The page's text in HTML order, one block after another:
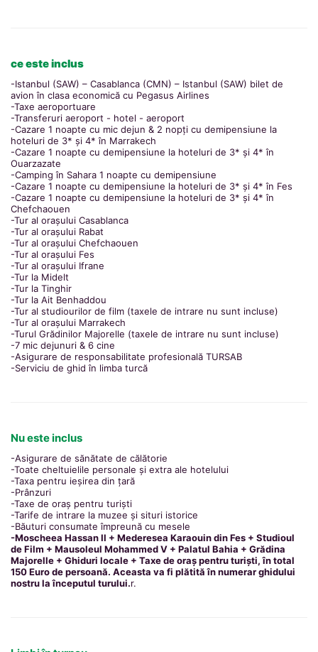
ce este inclus
-Istanbul (SAW) – Casablanca (CMN) – Istanbul (SAW) bilet de
avion în clasa economică cu Pegasus Airlines
-Taxe aeroportuare
-Transferuri aeroport - hotel - aeroport
-Cazare 1 noapte cu mic dejun & 2 nopți cu demipensiune la
hoteluri de 3* și 4* în Marrakech
-Cazare 1 noapte cu demipensiune la hoteluri de 3* și 4* în
Ouarzazate
-Camping în Sahara 1 noapte cu demipensiune
-Cazare 1 noapte cu demipensiune la hoteluri de 3* și 4* în Fes
-Cazare 1 noapte cu demipensiune la hoteluri de 3* și 4* în
Chefchaouen
-Tur al orașului Casablanca
-Tur al orașului Rabat
-Tur al orașului Chefchaouen
-Tur al orașului Fes
-Tur al orașului Ifrane
-Tur la Midelt
-Tur la Tinghir
-Tur la Ait Benhaddou
-Tur al studiourilor de film (taxele de intrare nu sunt incluse)
-Tur al orașului Marrakech
-Turul Grădinilor Majorelle (taxele de intrare nu sunt incluse)
-7 mic dejunuri & 6 cine
-Asigurare de responsabilitate profesională TURSAB
-Serviciu de ghid în limba turcă
Nu este inclus
-Asigurare de sănătate de călătorie
-Toate cheltuielile personale și extra ale hotelului
-Taxa pentru ieșirea din țară
-Prânzuri
-Taxe de oraș pentru turiști
-Tarife de intrare la muzee și situri istorice
-Băuturi consumate împreună cu mesele
-Moscheea Hassan II + Mederesea Karaouin din Fes + Studioul
de Film + Mausoleul Mohammed V + Palatul Bahia + Grădina
Majorelle + Ghiduri locale + Taxe de oraș pentru turiști, în total
150 Euro de persoană. Aceasta va fi plătită în numerar ghidului
nostru la începutul turului.r.